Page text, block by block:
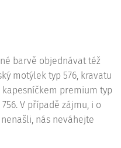
barvě objednávat též
motýlek typ 576, kravatu
kapesníčkem premium typ
V případě zájmu, i o
nás neváhejte